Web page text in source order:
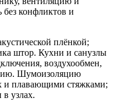
без конфликтов и
плёнкой;
штор. Кухни и санузлы
воздухообмен,
Шумоизоляцию
и плавающими стяжками;
узлах.